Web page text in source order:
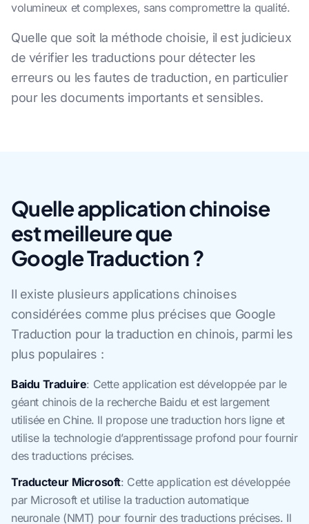
volumineux et complexes, sans compromettre la qualité.
Quelle que soit la méthode choisie, il est judicieux
de vérifier les traductions pour détecter les
erreurs ou les fautes de traduction, en particulier
pour les documents importants et sensibles.
Quelle application chinoise
est meilleure que
Google Traduction ?
Il existe plusieurs applications chinoises
considérées comme plus précises que Google
Traduction pour la traduction en chinois, parmi les
plus populaires :
Baidu Traduire: Cette application est développée par le
géant chinois de la recherche Baidu et est largement
utilisée en Chine. Il propose une traduction hors ligne et
utilise la technologie d’apprentissage profond pour fournir
des traductions précises.
Traducteur Microsoft: Cette application est développée
par Microsoft et utilise la traduction automatique
neuronale (NMT) pour fournir des traductions précises. Il